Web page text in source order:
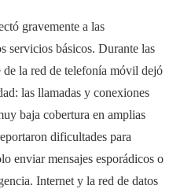
gravemente a las
servicios básicos. Durante las
de la red de telefonía móvil dejó
las llamadas y conexiones
baja cobertura en amplias
dificultades para
enviar mensajes esporádicos o
Internet y la red de datos